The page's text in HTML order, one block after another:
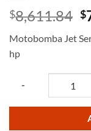
$8,611.84 $
Motobomba Jet
hp
-